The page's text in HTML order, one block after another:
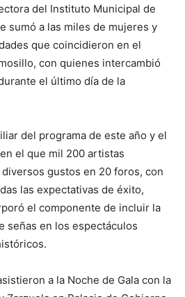
del Instituto Municipal de
sumó a las miles de mujeres y
que coincidieron en el
con quienes intercambió
el último día de la
del programa de este año y el
el que mil 200 artistas
gustos en 20 foros, con
las expectativas de éxito,
el componente de incluir la
señas en los espectáculos
a la Noche de Gala con la